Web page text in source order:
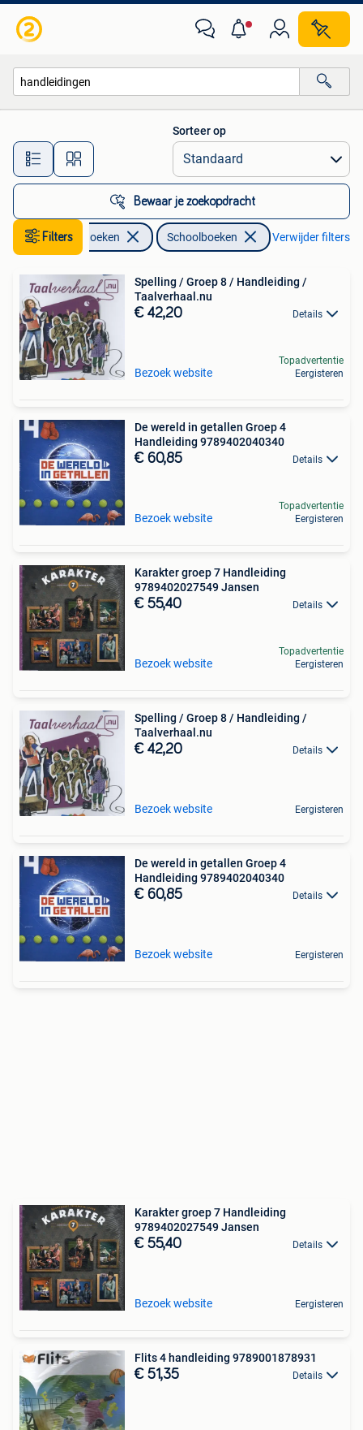
Alle afstanden…
Sorteer op
Bewaar je zoekopdracht
Filters Boeken Schoolboeken Verwijder filters
Spelling / Groep 8 / Handleiding /
Taalverhaal.nu
€ 42,20 Details
Bezoek website
Topadvertentie
Eergisteren
De wereld in getallen Groep 4
Handleiding 9789402040340
€ 60,85 Details
Bezoek website
Topadvertentie
Eergisteren
Karakter groep 7 Handleiding
9789402027549 Jansen
€ 55,40 Details
Bezoek website
Topadvertentie
Eergisteren
Spelling / Groep 8 / Handleiding /
Taalverhaal.nu
€ 42,20 Details
Bezoek website Eergisteren
De wereld in getallen Groep 4
Handleiding 9789402040340
€ 60,85 Details
Bezoek website Eergisteren
Karakter groep 7 Handleiding
9789402027549 Jansen
€ 55,40 Details
Bezoek website Eergisteren
Flits 4 handleiding 9789001878931
€ 51,35 Details